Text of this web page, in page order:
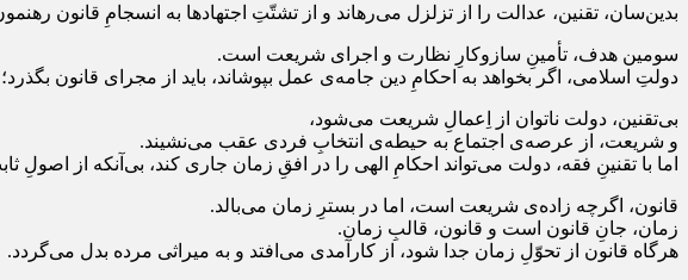
بدین‌سان، تقنین، عدالت را از تزلزل می‌رهاند و از تشتّتِ اجتهادها به انسجامِ قانون
سومین هدف، تأمینِ سازوکارِ نظارت و اجرای شریعت است.
دولتِ اسلامی، اگر بخواهد به احکامِ دین جامه‌ی عمل بپوشاند، باید از مجرای قانون
بی‌تقنین، دولت ناتوان از اِعمالِ شریعت می‌شود،
و شریعت، از عرصه‌ی اجتماع به حیطه‌ی انتخابِ فردی عقب می‌نشیند.
اما با تقنینِ فقه، دولت می‌تواند احکامِ الهی را در افقِ زمان جاری کند، بی‌آنکه از اصولِ
قانون، اگرچه زاده‌ی شریعت است، اما در بسترِ زمان می‌بالد.
زمان، جانِ قانون است و قانون، قالبِ زمان.
هرگاه قانون از تحوّلِ زمان جدا شود، از کارآمدی می‌افتد و به میراثی مرده بدل می‌گردد.